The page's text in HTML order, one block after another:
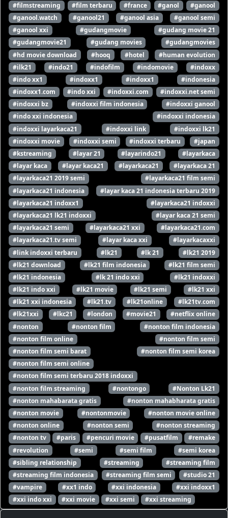
#filmstreaming
#film terbaru #france #ganol
#ganool
#ganool.watch
#ganool21 #ganool asia
#ganool semi
#ganool xxi
#gudangmovie
#gudang movie 21
#gudangmovie21
#gudang movies
#gudangmovies
#hd movie download
#hooq #hotel
#human evolution
#ilk21
#indo21 #indofilm #indomovie
#indoxx
#indo xx1
#indoxx1 #indoxx1
#indonesia
#indoxx1.com
#indo xxi #indoxxi.com
#indoxxi.net semi
#indoxxi bz
#indoxxi film indonesia
#indoxxi ganool
#indo xxi indonesia
#indoxxi indonesia
#indoxxi layarkaca21
#indoxxi link
#indoxxi lk21
#indoxxi movie
#indoxxi semi #indoxxi terbaru
#japan
#kstreaming
#layar 21 #layarindo21
#layarkaca
#layar kaca
#layar kaca21 #layarkaca21
#layarkaca 21
#layarkaca21 2019 semi
#layarkaca21 film semi
#layarkaca21 indonesia
#layar kaca 21 indonesia terbaru 2019
#layarkaca21 indoxx1
#layarkaca21 indoxxi
#layarkaca21 lk21 indoxxi
#layar kaca 21 semi
#layarkaca21 semi
#layarkaca21 xxi
#layarkaca21.com
#layarkaca21.tv semi
#layar kaca xxi
#layarkacaxxi
#link indoxxi terbaru
#lk21 #lk 21
#lk21 2019
#lk21 download
#lk21 film indonesia
#lk21 film semi
#lk21 indonesia
#lk 21 indo xxi
#lk21 indoxxi
#lk21 indo xxi
#lk21 movie #lk21 semi
#lk21 xxi
#lk21 xxi indonesia
#lk21.tv #lk21online
#lk21tv.com
#lk21xxi
#lkc21 #london #movie21
#netflix online
#nonton
#nonton film
#nonton film indonesia
#nonton film online
#nonton film semi
#nonton film semi barat
#nonton film semi korea
#nonton film semi online
#nonton film semi terbaru 2018 indoxxi
#nonton film streaming
#nontongo
#Nonton Lk21
#nonton mahabarata gratis
#nonton mahabharata gratis
#nonton movie
#nontonmovie
#nonton movie online
#nonton online
#nonton semi
#nonton streaming
#nonton tv
#paris #pencuri movie #pusatfilm
#remake
#revolution
#semi #semi film
#semi korea
#sibling relationship
#streaming
#streaming film
#streaming film indonesia
#streaming film semi
#studio 21
#vampire
#xx1 indo #xxi indonesia
#xxi indoxx1
#xxi indo xxi
#xxi movie #xxi semi #xxi streaming